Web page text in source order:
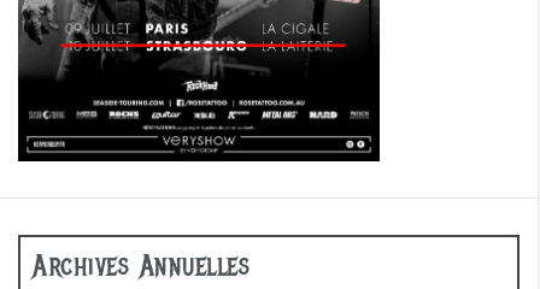
Archives Annuelles